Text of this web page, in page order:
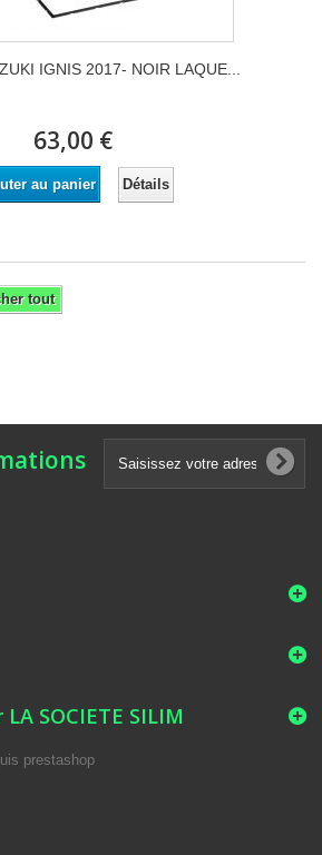
IGNIS 2017- NOIR LAQUE...
63,00 €
au panier Détails
tout
SOCIETE SILIM
prestashop